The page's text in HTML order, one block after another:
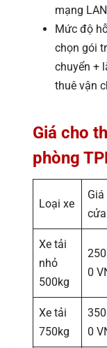
mạng
Mức độ
chọn gói
chuyển +
thuê vận
Giá cho
phòng
Loại xe
cửa
Xe tải
nhỏ
500kg
0
Xe tải
750kg
0